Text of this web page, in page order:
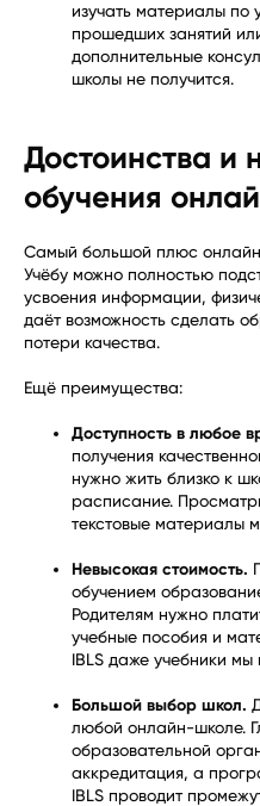
изучать материалы по
прошедших занятий
дополнительные
школы не получится.
Достоинства и
обучения
Самый большой плюс
Учёбу можно полностью
усвоения информации,
даёт возможность сделать
потери качества.
Ещё преимущества:
Доступность в любое
получения
нужно жить близко к
расписание.
текстовые материалы
Невысокая стоимость.
обучением
Родителям нужно
учебные пособия и
IBLS даже учебники
Большой выбор школ.
любой онлайн-школе.
образовательной
аккредитация, а
IBLS проводит